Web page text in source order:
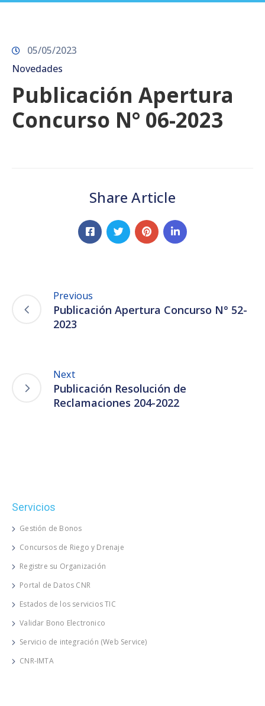
05/05/2023
Novedades
Publicación Apertura
Concurso N° 06-2023
Share Article
Previous
Publicación Apertura Concurso N° 52-
2023
Next
Publicación Resolución de
Reclamaciones 204-2022
Servicios
Gestión de Bonos
Concursos de Riego y Drenaje
Registre su Organización
Portal de Datos CNR
Estados de los servicios TIC
Validar Bono Electronico
Servicio de integración (Web Service)
CNR-IMTA